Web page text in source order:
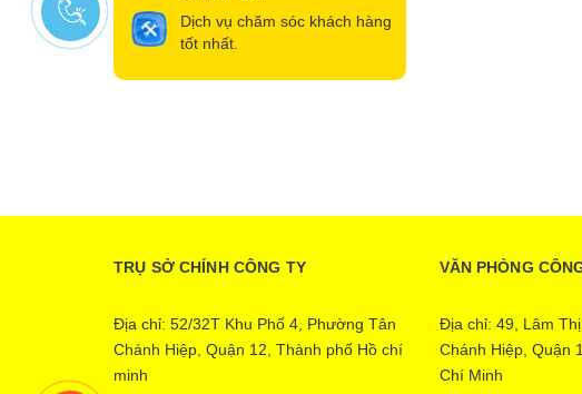
Dịch vụ chăm sóc khách hàng
tốt nhất.
TRỤ SỞ CHÍNH CÔNG TY
Địa chỉ: 52/32T Khu Phố 4, Phường Tân
Chánh Hiệp, Quận 12, Thành phố Hồ chí
minh
VĂN PHÒNG
Địa chỉ: 49, Lâm
Chánh Hiệp, Quận
Chí Minh